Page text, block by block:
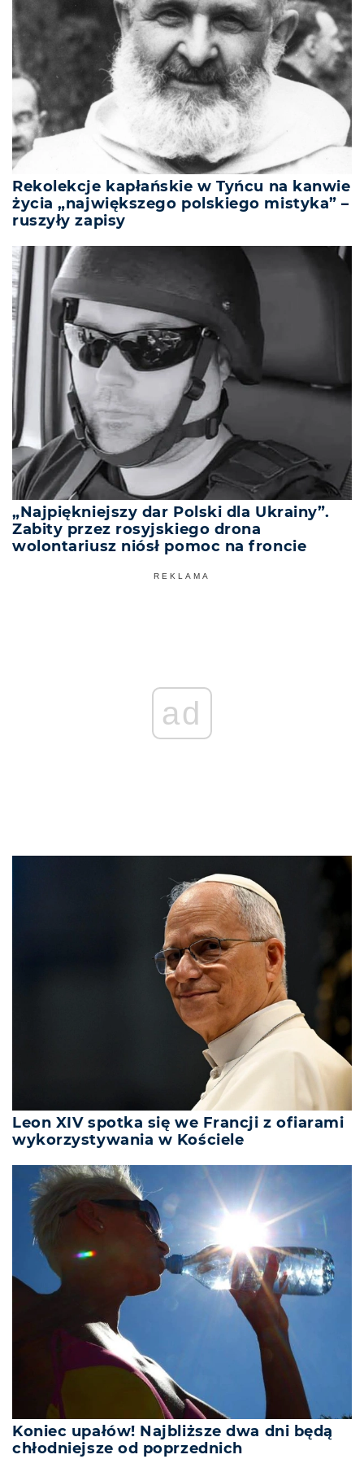
Rekolekcje kapłańskie w Tyńcu na kanwie
życia „największego polskiego mistyka” –
ruszyły zapisy
„Najpiękniejszy dar Polski dla Ukrainy”.
Zabity przez rosyjskiego drona
wolontariusz niósł pomoc na froncie
REKLAMA
ad
Leon XIV spotka się we Francji z ofiarami
wykorzystywania w Kościele
Koniec upałów! Najbliższe dwa dni będą
chłodniejsze od poprzednich